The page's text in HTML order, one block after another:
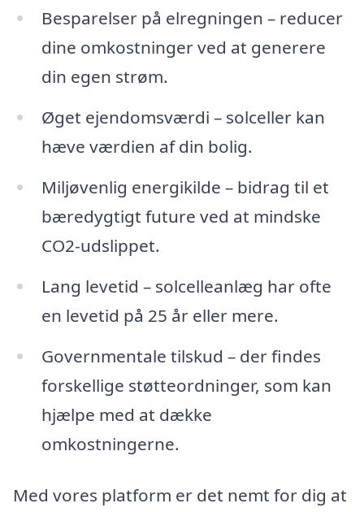
Besparelser på elregningen – reducer
dine omkostninger ved at generere
din egen strøm.
Øget ejendomsværdi – solceller kan
hæve værdien af din bolig.
Miljøvenlig energikilde – bidrag til et
bæredygtigt future ved at mindske
CO2-udslippet.
Lang levetid – solcelleanlæg har ofte
en levetid på 25 år eller mere.
Governmentale tilskud – der findes
forskellige støtteordninger, som kan
hjælpe med at dække
omkostningerne.
Med vores platform er det nemt for dig at